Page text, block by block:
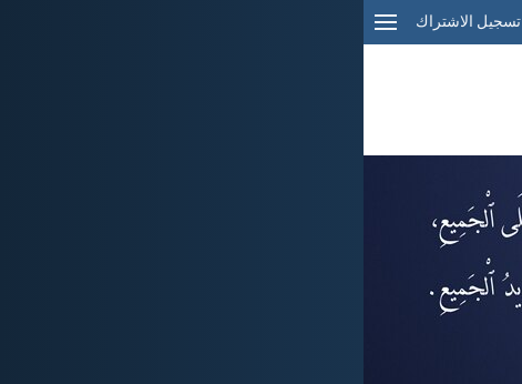
تسجيل الاشتراك